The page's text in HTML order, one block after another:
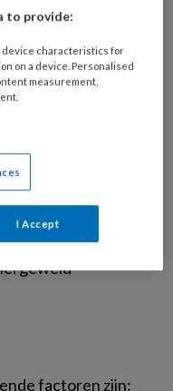
in de
zijn:
zoals
factoren zijn:
to provide:
device characteristics for
on a device. Personalised
measurement,
I Accept